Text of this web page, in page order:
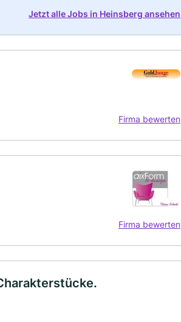
Jetzt alle Jobs in Heinsberg ansehen
Firma bewerten
Firma bewerten